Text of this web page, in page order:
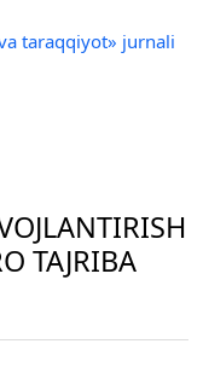
taraqqiyot» jurnali
TAJRIBA